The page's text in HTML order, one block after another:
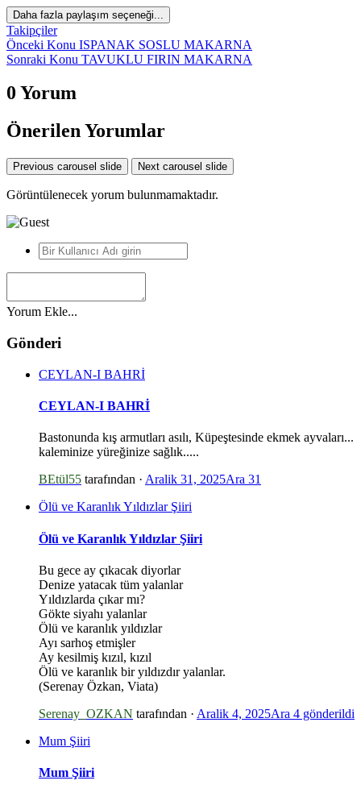
Daha fazla paylaşım seçeneği...
Takipçiler
Önceki Konu ISPANAK SOSLU MAKARNA
Sonraki Konu TAVUKLU FIRIN MAKARNA
0 Yorum
Önerilen Yorumlar
Previous carousel slide Next carousel slide
Görüntülenecek yorum bulunmamaktadır.
Yorum Ekle...
Gönderi
CEYLAN-I BAHRİ
CEYLAN-I BAHRİ
Bastonunda kış armutları asılı, Küpeştesinde ekmek ayvaları...
kaleminize yüreğinize sağlık.....
BEtül55 tarafından · Aralik 31, 2025Ara 31
Ölü ve Karanlık Yıldızlar Şiiri
Ölü ve Karanlık Yıldızlar Şiiri
Bu gece ay çıkacak diyorlar
Denize yatacak tüm yalanlar
Yıldızlarda çıkar mı?
Gökte siyahı yalanlar
Ölü ve karanlık yıldızlar
Ayı sarhoş etmişler
Ay kesilmiş kızıl, kızıl
Ölü ve karanlık bir yıldızdır yalanlar.
(Serenay Özkan, Viata)
Serenay_OZKAN tarafından · Aralik 4, 2025Ara 4 gönderildi
Mum Şiiri
Mum Şiiri
*
*